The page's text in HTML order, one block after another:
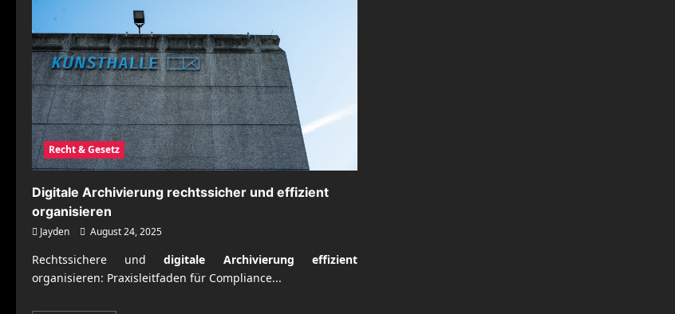
Recht & Gesetz
Digitale Archivierung rechtssicher und effizient
organisieren
Jayden August 24, 2025
Rechtssichere unddigitale Archivierung effizient
organisieren: Praxisleitfaden für Compliance...